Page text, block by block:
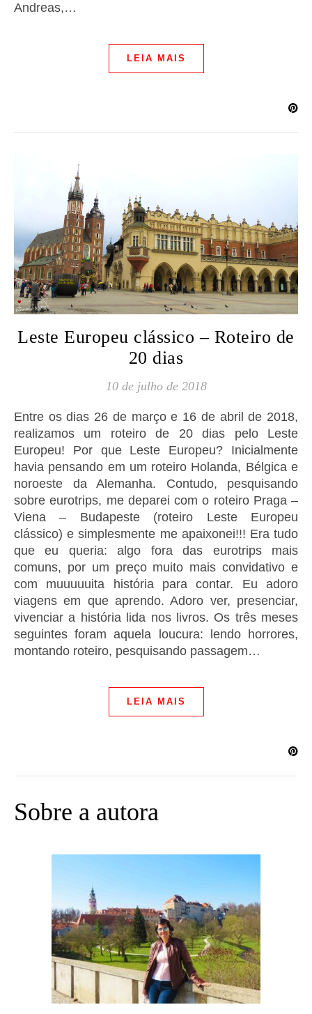
Andreas,…
LEIA MAIS
Leste Europeu clássico – Roteiro de
20 dias
10 de julho de 2018
Entre os dias 26 de março e 16 de abril de 2018,
realizamos um roteiro de 20 dias pelo Leste
Europeu! Por que Leste Europeu? Inicialmente
havia pensando em um roteiro Holanda, Bélgica e
noroeste da Alemanha. Contudo, pesquisando
sobre eurotrips, me deparei com o roteiro Praga –
Viena – Budapeste (roteiro Leste Europeu
clássico) e simplesmente me apaixonei!!! Era tudo
que eu queria: algo fora das eurotrips mais
comuns, por um preço muito mais convidativo e
com muuuuuita história para contar. Eu adoro
viagens em que aprendo. Adoro ver, presenciar,
vivenciar a história lida nos livros. Os três meses
seguintes foram aquela loucura: lendo horrores,
montando roteiro, pesquisando passagem…
LEIA MAIS
Sobre a autora